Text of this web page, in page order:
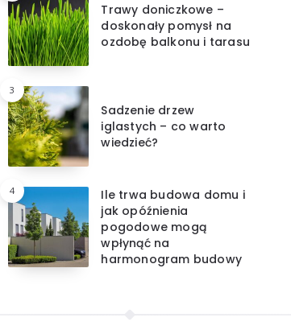
Trawy doniczkowe –
doskonały pomysł na
ozdobę balkonu i tarasu
3
Sadzenie drzew
iglastych – co warto
wiedzieć?
4
Ile trwa budowa domu i
jak opóźnienia
pogodowe mogą
wpłynąć na
harmonogram budowy